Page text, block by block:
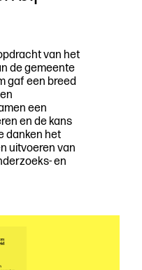
van het
de gemeente
gaf een breed
een
en de kans
danken het
uitvoeren van
en